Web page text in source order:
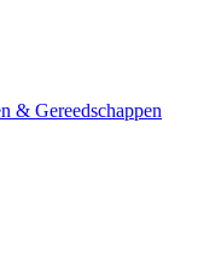
& Gereedschappen